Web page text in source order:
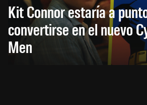
Kit Connor estaría a
convertirse en el nuevo
Men